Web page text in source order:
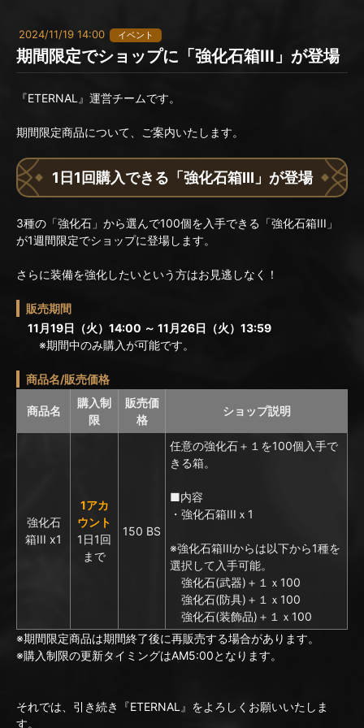
2024/11/19 14:00 イベント
期間限定でショップに「強化石箱III」が登場
『ETERNAL』運営チームです。
期間限定商品について、ご案内いたします。
1日1回購入できる「強化石箱III」が登場
3種の「強化石」から選んで100個を入手できる「強化石箱III」
が1週間限定でショップに登場します。
さらに装備を強化したいという方はお見逃しなく！
販売期間
11月19日（火）14:00 ～ 11月26日（火）13:59
※期間中のみ購入が可能です。
商品名/販売価格
商品名
購入制
限
販売価
格
ショップ説明
強化石
箱III x1
1アカ
ウント
1日1回
まで
150 BS
任意の強化石＋１を100個入手で
きる箱。
■内容
・強化石箱IIIｘ1
※強化石箱IIIからは以下から1種を
選択して入手可能。
強化石(武器)＋１ｘ100
強化石(防具)＋１ｘ100
強化石(装飾品)＋１ｘ100
※期間限定商品は期間終了後に再販売する場合があります。
※購入制限の更新タイミングはAM5:00となります。
それでは、引き続き『ETERNAL』をよろしくお願いいたしま
す。